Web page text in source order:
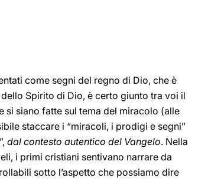
LATINE
come segni del regno di Dio, che è
Spirito di Dio, è certo giunto tra voi il
si siano fatte sul tema del miracolo (alle
staccare i “miracoli, i prodigi e segni”
dal contesto autentico del Vangelo. Nella
i primi cristiani sentivano narrare da
sotto l’aspetto che possiamo dire